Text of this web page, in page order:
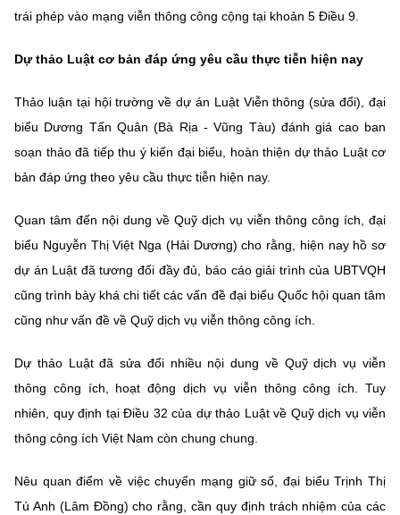
trái phép vào mạng viễn thông công cộng tại khoản 5 Điều 9.
Dự thảo Luật cơ bản đáp ứng yêu cầu thực tiễn hiện nay
Thảo luận tại hội trường về dự án Luật Viễn thông (sửa đổi), đại
biểu Dương Tấn Quân (Bà Rịa - Vũng Tàu) đánh giá cao ban
soạn thảo đã tiếp thu ý kiến đại biểu, hoàn thiện dự thảo Luật cơ
bản đáp ứng theo yêu cầu thực tiễn hiện nay.
Quan tâm đến nội dung về Quỹ dịch vụ viễn thông công ích, đại
biểu Nguyễn Thị Việt Nga (Hải Dương) cho rằng, hiện nay hồ sơ
dự án Luật đã tương đối đầy đủ, báo cáo giải trình của UBTVQH
cũng trình bày khá chi tiết các vấn đề đại biểu Quốc hội quan tâm
cũng như vấn đề về Quỹ dịch vụ viễn thông công ích.
Dự thảo Luật đã sửa đổi nhiều nội dung về Quỹ dịch vụ viễn
thông công ích, hoạt động dịch vụ viễn thông công ích. Tuy
nhiên, quy định tại Điều 32 của dự thảo Luật về Quỹ dịch vụ viễn
thông công ích Việt Nam còn chung chung.
Nêu quan điểm về việc chuyển mạng giữ số, đại biểu Trịnh Thị
Tú Anh (Lâm Đồng) cho rằng, cần quy định trách nhiệm của các